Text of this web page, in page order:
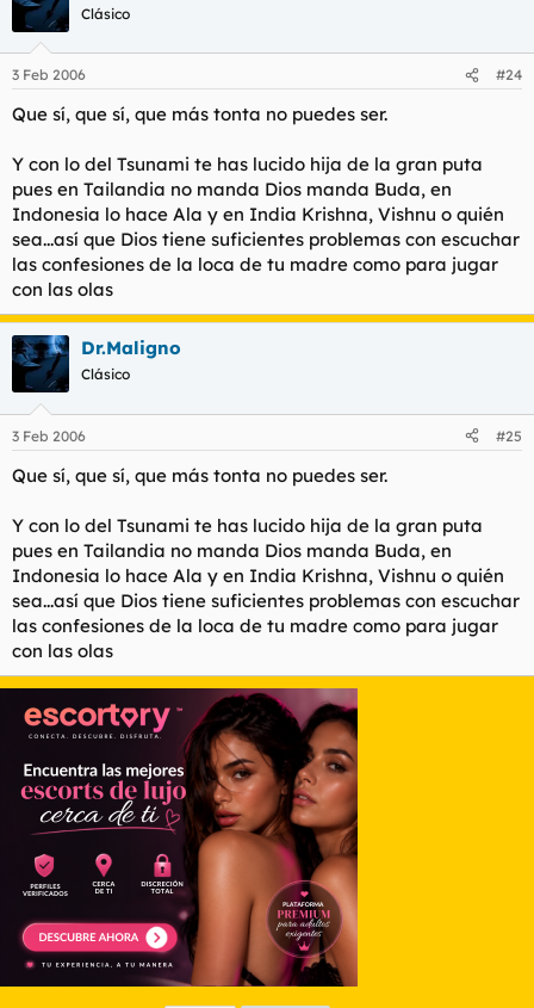
Clásico
3 Feb 2006 #24
Que sí, que sí, que más tonta no puedes ser.
Y con lo del Tsunami te has lucido hija de la gran puta
pues en Tailandia no manda Dios manda Buda, en
Indonesia lo hace Ala y en India Krishna, Vishnu o quién
sea...así que Dios tiene suficientes problemas con escuchar
las confesiones de la loca de tu madre como para jugar
con las olas
Dr.Maligno
Clásico
3 Feb 2006 #25
Que sí, que sí, que más tonta no puedes ser.
Y con lo del Tsunami te has lucido hija de la gran puta
pues en Tailandia no manda Dios manda Buda, en
Indonesia lo hace Ala y en India Krishna, Vishnu o quién
sea...así que Dios tiene suficientes problemas con escuchar
las confesiones de la loca de tu madre como para jugar
con las olas